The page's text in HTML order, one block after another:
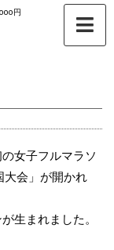
円
女子フルマラソ
大会」が開かれ
生まれました。